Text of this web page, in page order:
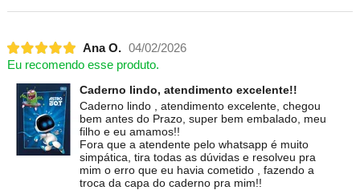
Ana O. 04/02/2026
Eu recomendo esse produto.
Caderno lindo, atendimento excelente!!
Caderno lindo , atendimento excelente, chegou
bem antes do Prazo, super bem embalado, meu
filho e eu amamos!!
Fora que a atendente pelo whatsapp é muito
simpática, tira todas as dúvidas e resolveu pra
mim o erro que eu havia cometido , fazendo a
troca da capa do caderno pra mim!!